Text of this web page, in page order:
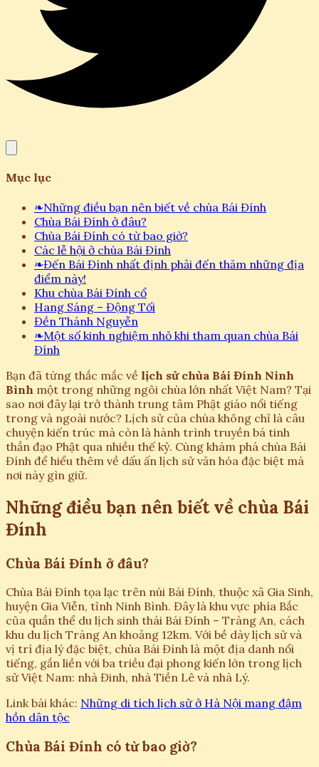
Mục lục
❧Những điều bạn nên biết về chùa Bái Đính
Chùa Bái Đính ở đâu?
Chùa Bái Đính có từ bao giờ?
Các lễ hội ở chùa Bái Đính
❧Đến Bái Đính nhất định phải đến thăm những địa
điểm này!
Khu chùa Bái Đính cổ
Hang Sáng – Động Tối
Đền Thánh Nguyễn
❧Một số kinh nghiệm nhỏ khi tham quan chùa Bái
Đính
Bạn đã từng thắc mắc về lịch sử chùa Bái Đính Ninh
Bình một trong những ngôi chùa lớn nhất Việt Nam? Tại
sao nơi đây lại trở thành trung tâm Phật giáo nổi tiếng
trong và ngoài nước? Lịch sử của chùa không chỉ là câu
chuyện kiến trúc mà còn là hành trình truyền bá tinh
thần đạo Phật qua nhiều thế kỷ. Cùng khám phá chùa Bái
Đính để hiểu thêm về dấu ấn lịch sử văn hóa đặc biệt mà
nơi này gìn giữ.
Những điều bạn nên biết về chùa Bái
Đính
Chùa Bái Đính ở đâu?
Chùa Bái Đính tọa lạc trên núi Bái Đính, thuộc xã Gia Sinh,
huyện Gia Viễn, tỉnh Ninh Bình. Đây là khu vực phía Bắc
của quần thể du lịch sinh thái Bái Đính – Tràng An, cách
khu du lịch Tràng An khoảng 12km. Với bề dày lịch sử và
vị trí địa lý đặc biệt, chùa Bái Đính là một địa danh nổi
tiếng, gắn liền với ba triều đại phong kiến lớn trong lịch
sử Việt Nam: nhà Đinh, nhà Tiền Lê và nhà Lý.
Link bài khác: Những di tích lịch sử ở Hà Nội mang đậm
hồn dân tộc
Chùa Bái Đính có từ bao giờ?